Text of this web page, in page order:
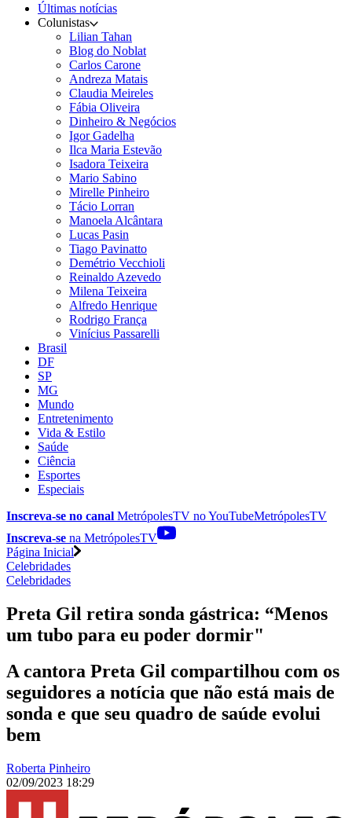
Últimas notícias
Colunistas
Lilian Tahan
Blog do Noblat
Carlos Carone
Andreza Matais
Claudia Meireles
Fábia Oliveira
Dinheiro & Negócios
Igor Gadelha
Ilca Maria Estevão
Isadora Teixeira
Mario Sabino
Mirelle Pinheiro
Tácio Lorran
Manoela Alcântara
Lucas Pasin
Tiago Pavinatto
Demétrio Vecchioli
Reinaldo Azevedo
Milena Teixeira
Alfredo Henrique
Rodrigo França
Vinícius Passarelli
Brasil
DF
SP
MG
Mundo
Entretenimento
Vida & Estilo
Saúde
Ciência
Esportes
Especiais
Inscreva-se no canal MetrópolesTV noYouTubeMetrópolesTV
Inscreva-se na MetrópolesTV
Página Inicial
Celebridades
Celebridades
Preta Gil retira sonda gástrica: “Menos
um tubo para eu poder dormir"
A cantora Preta Gil compartilhou com os
seguidores a notícia que não está mais de
sonda e que seu quadro de saúde evolui
bem
Roberta Pinheiro
02/09/2023 18:29